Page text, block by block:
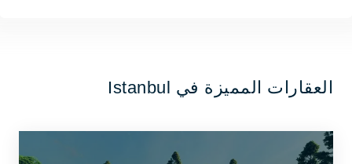
العقارات المميزة في Istanbul